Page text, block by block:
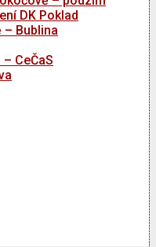
DK Poklad
– Bublina
CeČaS